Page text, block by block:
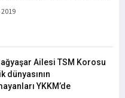
2019
Ailesi TSM Korosu
dünyasının
YKKM’de